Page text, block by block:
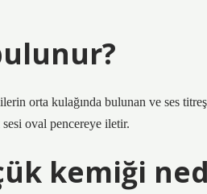
orta kulağında bulunan ve ses
oval pencereye iletir.
kemiği